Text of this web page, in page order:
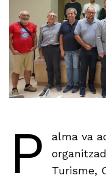
P
alma va
Turisme,